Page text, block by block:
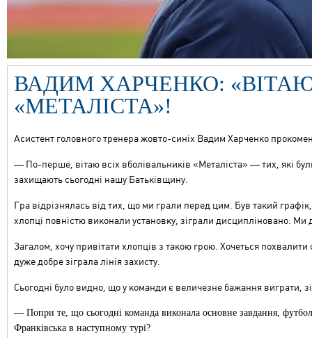
ВАДИМ ХАРЧЕНКО:
«МЕТАЛІСТА»!
Асистент головного тренера жовто-синіх Вадим Харченко
— По-перше, вітаю всіх вболівальників «Металіста» —тих, які
захищають сьогодні нашу Батьківщину.
Гра відрізнялась від тих, що ми грали перед цим. Був такий
хлопці повністю виконали установку, зіграли дисципліновано.
Загалом, хочу привітати хлопців з такою грою. Хочеться
дуже добре зіграла лінія захисту.
Сьогодні було видно, що у команди є величезне бажання виграти,
— Попри те, що сьогодні команда виконала основне завдання,
Франківська в наступному турі?